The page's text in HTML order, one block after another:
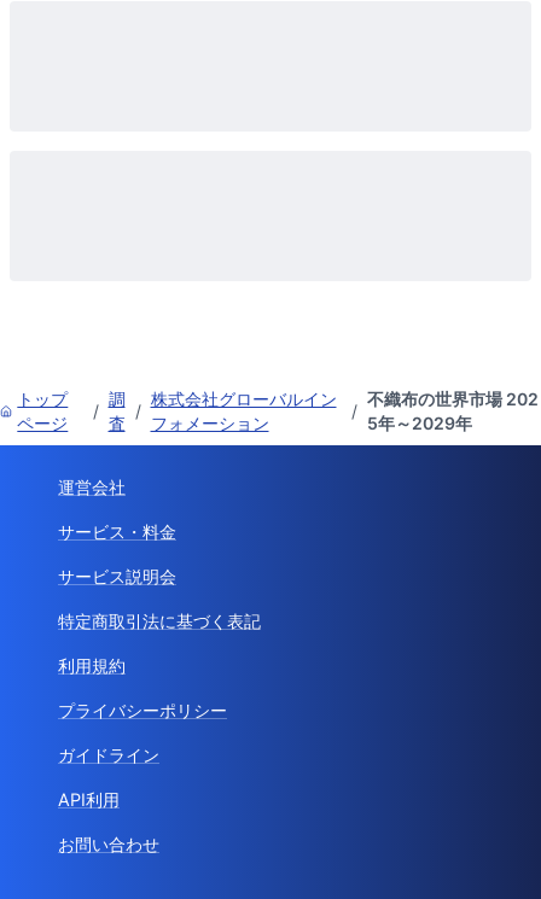
トップ
ページ
/
調
査
/
株式会社グローバルイン
フォメーション
/
不織布の世界市場 202
5年～2029年
運営会社
サービス・料金
サービス説明会
特定商取引法に基づく表記
利用規約
プライバシーポリシー
ガイドライン
API利用
お問い合わせ